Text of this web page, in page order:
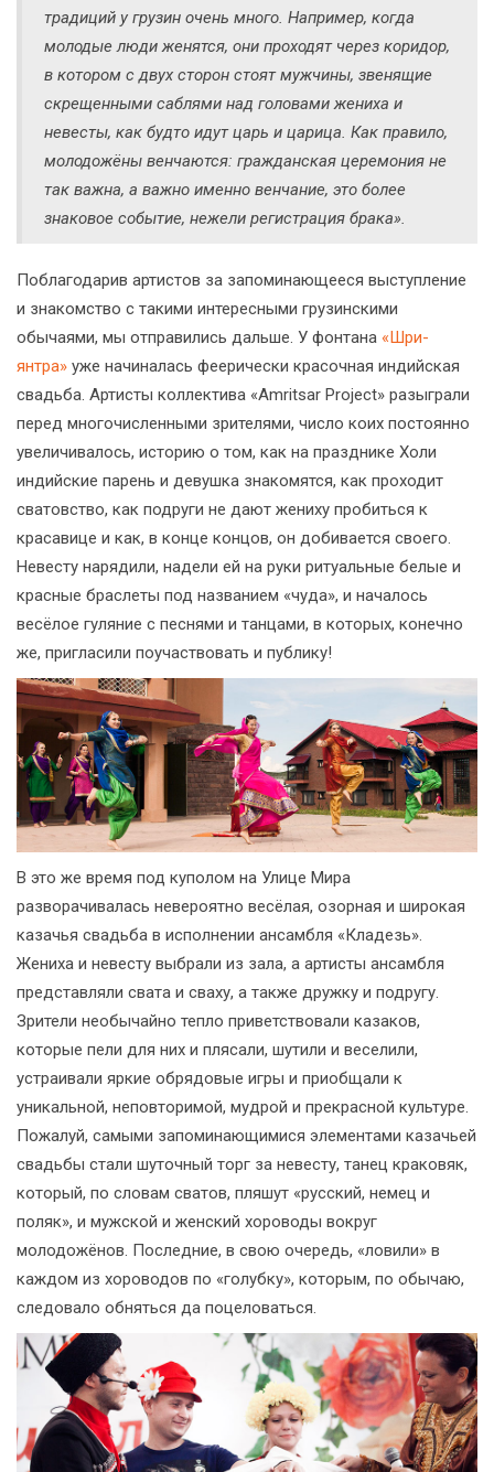
традиций у грузин очень много. Например, когда
молодые люди женятся, они проходят через коридор,
в котором с двух сторон стоят мужчины, звенящие
скрещенными саблями над головами жениха и
невесты, как будто идут царь и царица. Как правило,
молодожёны венчаются: гражданская церемония не
так важна, а важно именно венчание, это более
знаковое событие, нежели регистрация брака».
Поблагодарив артистов за запоминающееся выступление
и знакомство с такими интересными грузинскими
обычаями, мы отправились дальше. У фонтана «Шри-
янтра» уже начиналась феерически красочная индийская
свадьба. Артисты коллектива «Amritsar Project» разыграли
перед многочисленными зрителями, число коих постоянно
увеличивалось, историю о том, как на празднике Холи
индийские парень и девушка знакомятся, как проходит
сватовство, как подруги не дают жениху пробиться к
красавице и как, в конце концов, он добивается своего.
Невесту нарядили, надели ей на руки ритуальные белые и
красные браслеты под названием «чуда», и началось
весёлое гуляние с песнями и танцами, в которых, конечно
же, пригласили поучаствовать и публику!
В это же время под куполом на Улице Мира
разворачивалась невероятно весёлая, озорная и широкая
казачья свадьба в исполнении ансамбля «Кладезь».
Жениха и невесту выбрали из зала, а артисты ансамбля
представляли свата и сваху, а также дружку и подругу.
Зрители необычайно тепло приветствовали казаков,
которые пели для них и плясали, шутили и веселили,
устраивали яркие обрядовые игры и приобщали к
уникальной, неповторимой, мудрой и прекрасной культуре.
Пожалуй, самыми запоминающимися элементами казачьей
свадьбы стали шуточный торг за невесту, танец краковяк,
который, по словам сватов, пляшут «русский, немец и
поляк», и мужской и женский хороводы вокруг
молодожёнов. Последние, в свою очередь, «ловили» в
каждом из хороводов по «голубку», которым, по обычаю,
следовало обняться да поцеловаться.